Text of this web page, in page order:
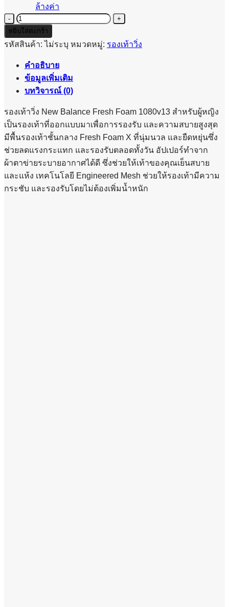
ล้างค่า
จำนวน
NEW
BALANCE
FRESH
x
1080v13
WOMEN
ชิ้น
หยิบใส่ตะกร้า
รหัสสินค้า:ไม่ระบุ หมวดหมู่: รองเท้าวิ่ง
คำอธิบาย
ข้อมูลเพิ่มเติม
บทวิจารณ์ (0)
รองเท้าวิ่ง New Balance Fresh Foam 1080v13 สำหรับผู้หญิง
เป็นรองเท้าที่ออกแบบมาเพื่อการรองรับ และความสบายสูงสุด
มีพื้นรองเท้าชั้นกลาง Fresh Foam X ที่นุ่มนวล และยืดหยุ่นซึ่ง
ช่วยลดแรงกระแทก และรองรับตลอดทั้งวัน อัปเปอร์ทำจาก
ผ้าตาข่ายระบายอากาศได้ดี ซึ่งช่วยให้เท้าของคุณเย็นสบาย
และแห้ง เทคโนโลยี Engineered Mesh ช่วยให้รองเท้ามีความ
กระชับ และรองรับโดยไม่ต้องเพิ่มน้ำหนัก